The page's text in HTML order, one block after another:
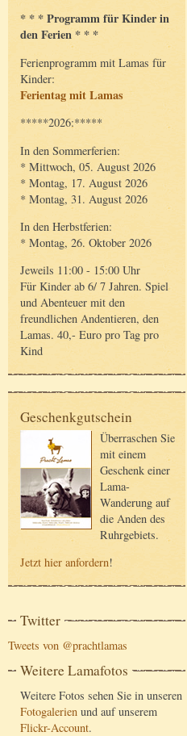
* * * Programm für Kinder in
den Ferien * * *
Ferienprogramm mit Lamas für
Kinder:
Ferientag mit Lamas
*****2026:*****
In den Sommerferien:
* Mittwoch, 05. August 2026
* Montag, 17. August 2026
* Montag, 31. August 2026
In den Herbstferien:
* Montag, 26. Oktober 2026
Jeweils 11:00 - 15:00 Uhr
Für Kinder ab 6/ 7 Jahren. Spiel
und Abenteuer mit den
freundlichen Andentieren, den
Lamas. 40,- Euro pro Tag pro
Kind
Geschenkgutschein
Überraschen Sie
mit einem
Geschenk einer
Lama-
Wanderung auf
die Anden des
Ruhrgebiets.
Jetzt hier anfordern!
Twitter
Tweets von @prachtlamas
Weitere Lamafotos
Weitere Fotos sehen Sie in unseren
Fotogalerien und auf unserem
Flickr-Account.